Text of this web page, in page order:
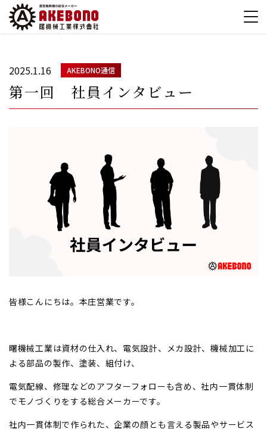
2025.1.16 AKEBONO通信
第一回 社員インタビュー
皆様こんにちは。本庄営業です。
曙機械工業は資材の仕入れ、電気設計、メカ設計、機械加工に
よる部品の製作、塗装、組付け、
電気配線、修理などのアフターフォローも含め、社内一貫体制
でモノづくりをする総合メーカーです。
社内一貫体制で作られた、企業の顔とも言える製品やサービス